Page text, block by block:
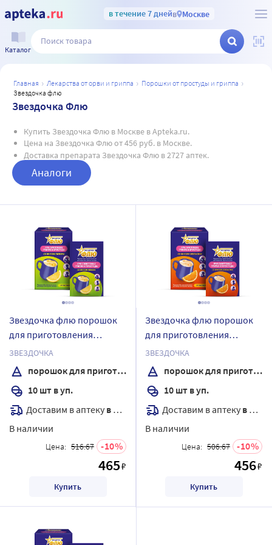
в течение 7 днейв Москве
Каталог
главная лекарства от орви и гриппа
порошки от простуды и гриппа
звездочка флю
Звездочка Флю
Купить Звездочка Флю в Москве в Apteka.ru.
Цена на Звездочка Флю от 456 руб. в Москве.
Доставка препарата Звездочка Флю в 2727 аптек.
Аналоги
Звездочка флю порошок
для приготовления
раствора для приема
внутрь пакет 10 шт. 15 гр
вкус лимон
ЗВЕЗДОЧКА
порошок для приготовления раствора
10 шт в уп.
Доставим в аптеку в течение 7 дней
В наличии
Цена: 516.67 10
465₽
Купить
Звездочка флю порошок
для приготовления
раствора для приема
внутрь пакет 10 шт. 15 гр
вкус апельсин
ЗВЕЗДОЧКА
порошок для приготовления раствора
10 шт в уп.
Доставим в аптеку в течение 7 дней
В наличии
Цена: 506.67 10
456₽
Купить